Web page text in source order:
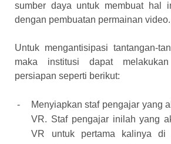
sumber daya untuk membuat hal
dengan pembuatan permainan video.
Untuk mengantisipasi tantangan-
maka institusi dapat melakukan
persiapan seperti berikut:
-
Menyiapkan staf pengajar yang
VR. Staf pengajar inilah yang
VR untuk pertama kalinya di